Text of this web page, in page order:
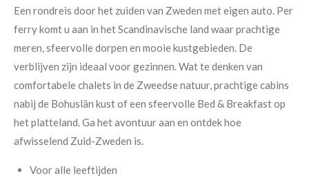
Een rondreis door het zuiden van Zweden met eigen auto. Per
ferry komt u aan in het Scandinavische land waar prachtige
meren, sfeervolle dorpen en mooie kustgebieden. De
verblijven zijn ideaal voor gezinnen. Wat te denken van
comfortabele chalets in de Zweedse natuur, prachtige cabins
nabij de Bohuslän kust of een sfeervolle Bed & Breakfast op
het platteland. Ga het avontuur aan en ontdek hoe
afwisselend Zuid-Zweden is.
Voor alle leeftijden